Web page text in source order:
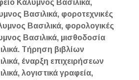
Κάλυμνος Βασιλικά,
Βασιλικά, φοροτεχνικές
Βασιλικά, φορολογικές
Βασιλικά, μισθοδοσία
Τήρηση βιβλίων
έναρξη επιχειρήσεων
λογιστικά γραφεία,